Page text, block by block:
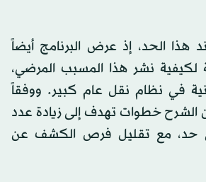
هذا الحد، إذ عرض البرنامج أيضاً
لكيفية نشر هذا المسبب المرضي،
في نظام نقل عام كبير. ووفقاً
الشرح خطوات تهدف إلى زيادة عدد
حد، مع تقليل فرص الكشف عن